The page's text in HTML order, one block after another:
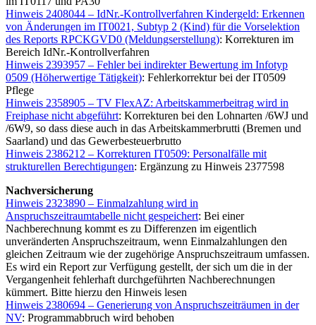
Hinweis 2408044 – IdNr.-Kontrollverfahren Kindergeld: Erkennen
von Änderungen im IT0021, Subtyp 2 (Kind) für die Vorselektion
des Reports RPCKGVD0 (Meldungserstellung): Korrekturen im
Bereich IdNr.-Kontrollverfahren
Hinweis 2393957 – Fehler bei indirekter Bewertung im Infotyp
0509 (Höherwertige Tätigkeit): Fehlerkorrektur bei der IT0509
Pflege
Hinweis 2358905 – TV FlexAZ: Arbeitskammerbeitrag wird in
Freiphase nicht abgeführt: Korrekturen bei den Lohnarten /6WJ und
/6W9, so dass diese auch in das Arbeitskammerbrutti (Bremen und
Saarland) und das Gewerbesteuerbrutto
Hinweis 2386212 – Korrekturen IT0509: Personalfälle mit
strukturellen Berechtigungen: Ergänzung zu Hinweis 2377598
Nachversicherung
Hinweis 2323890 – Einmalzahlung wird in
Anspruchszeitraumtabelle nicht gespeichert: Bei einer
Nachberechnung kommt es zu Differenzen im eigentlich
unveränderten Anspruchszeitraum, wenn Einmalzahlungen den
gleichen Zeitraum wie der zugehörige Anspruchszeitraum umfassen.
Es wird ein Report zur Verfügung gestellt, der sich um die in der
Vergangenheit fehlerhaft durchgeführten Nachberechnungen
kümmert. Bitte hierzu den Hinweis lesen
Hinweis 2380694 – Generierung von Anspruchszeiträumen in der
NV: Programmabbruch wird behoben